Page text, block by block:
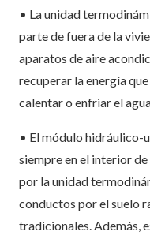
• La unidad
parte de fuera de la
aparatos de aire
recuperar la energía
calentar o enfriar el
• El módulo hidráulico-
siempre en el interior
por la unidad
conductos por el suelo
tradicionales. Además,